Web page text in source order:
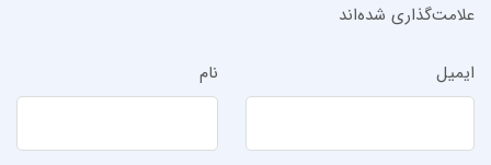
علامت‌گذاری شده‌اند
نام ایمیل